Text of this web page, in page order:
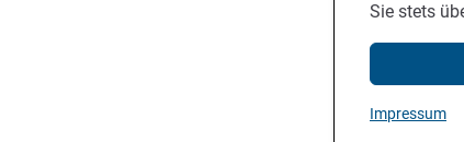
Sie stets
Impressum